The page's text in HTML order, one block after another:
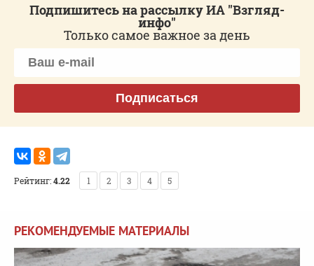
Подпишитесь на рассылку ИА "Взгляд-
инфо"
Только самое важное за день
Подписаться
Рейтинг:4.22 1 2 3 4 5
РЕКОМЕНДУЕМЫЕ МАТЕРИАЛЫ